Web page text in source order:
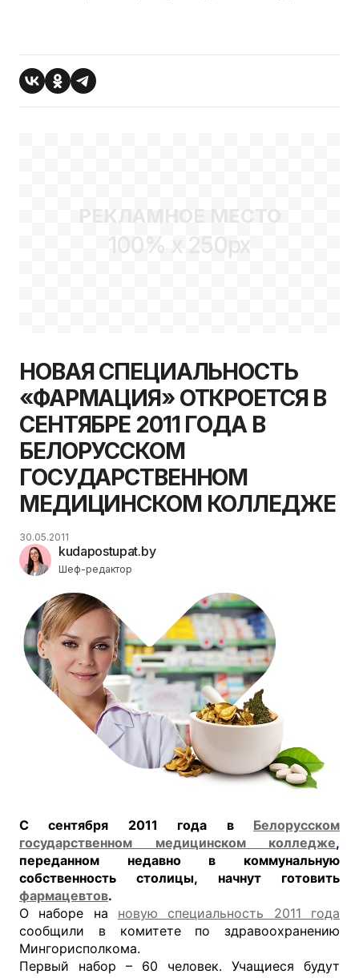
РЕКЛАМНОЕ МЕСТО
100% x 250px
НОВАЯ СПЕЦИАЛЬНОСТЬ
«ФАРМАЦИЯ» ОТКРОЕТСЯ В
СЕНТЯБРЕ 2011 ГОДА В
БЕЛОРУССКОМ
ГОСУДАРСТВЕННОМ
МЕДИЦИНСКОМ КОЛЛЕДЖЕ
kudapostupat.by
Шеф-редактор
30.05.2011
С сентября 2011 года в Белорусском
государственном медицинском колледже,
переданном недавно в коммунальную
собственность столицы, начнут готовить
фармацевтов.
О наборе на новую специальность 2011 года
сообщили в комитете по здравоохранению
Мингорисполкома.
Первый набор – 60 человек. Учащиеся будут